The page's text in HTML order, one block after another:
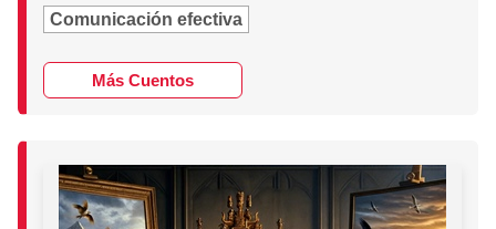
Comunicación efectiva
Más Cuentos